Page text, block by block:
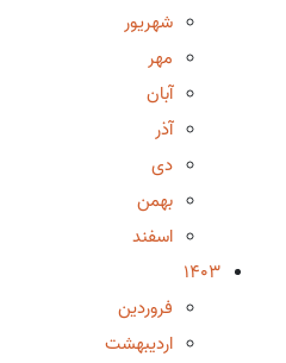
شهریور
مهر
آبان
آذر
دی
بهمن
اسفند
1403
فروردین
اردیبهشت